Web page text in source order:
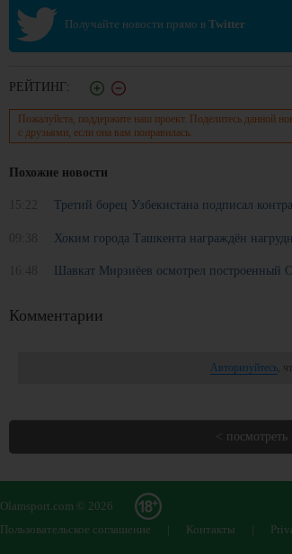
Получайте новости прямо в Twitter
РЕЙТИНГ:
Пожалуйста, поддержите наш проект. Поделитесь данной
с друзьями, если она вам понравилась.
Похожие новости
Третий борец Узбекистана подписал
Хоким города Ташкента награждён
Шавкат Мирзиёев осмотрел
Комментарии
Авторизуйтесь,
< посмотреть
Olamsport.com © 2026
Пользовательское соглашение
| Контакты |